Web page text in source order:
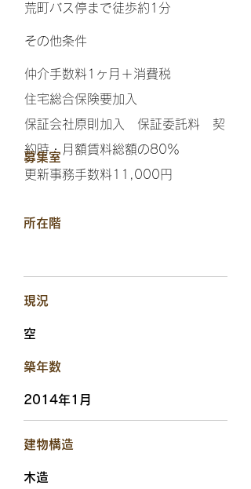
荒町バス停まで徒歩約1分
その他条件
仲介手数料1ヶ月＋消費税
住宅総合保険要加入
保証会社原則加入 保証委託料 契
約時・月額賃料総額の80％
更新事務手数料11,000円
​募集室
​所在階
​現況
空
​築年数
2014年1月
​建物構造
木造